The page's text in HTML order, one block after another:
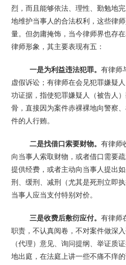
烈，而且能够依法、理性、勤勉地
地维护当事人的合法权利，这些律
量。但勿庸掩饰，当今律师界也存
律师形象，其主要表现有五：
一是为利益违法犯罪。有律师
虚假诉讼；有律师在会见犯罪嫌疑
功证据，指使犯罪嫌疑人（被告人
骨，直接因为案件赤裸裸地向警察
件的人行贿。
二是找借口索要财物。有律师
向当事人索取财物，或者借口需要
提供经费，或者主动向当事人提出
刑、缓刑、减刑（尤其是死刑立即
当事人应当支付特别对价。
三是收费后敷衍应付。有律师
职责，不认真阅卷，不对案件做深
（代理）意见、询问提纲、举证质
地出庭，在法庭上讲一些不痛不痒